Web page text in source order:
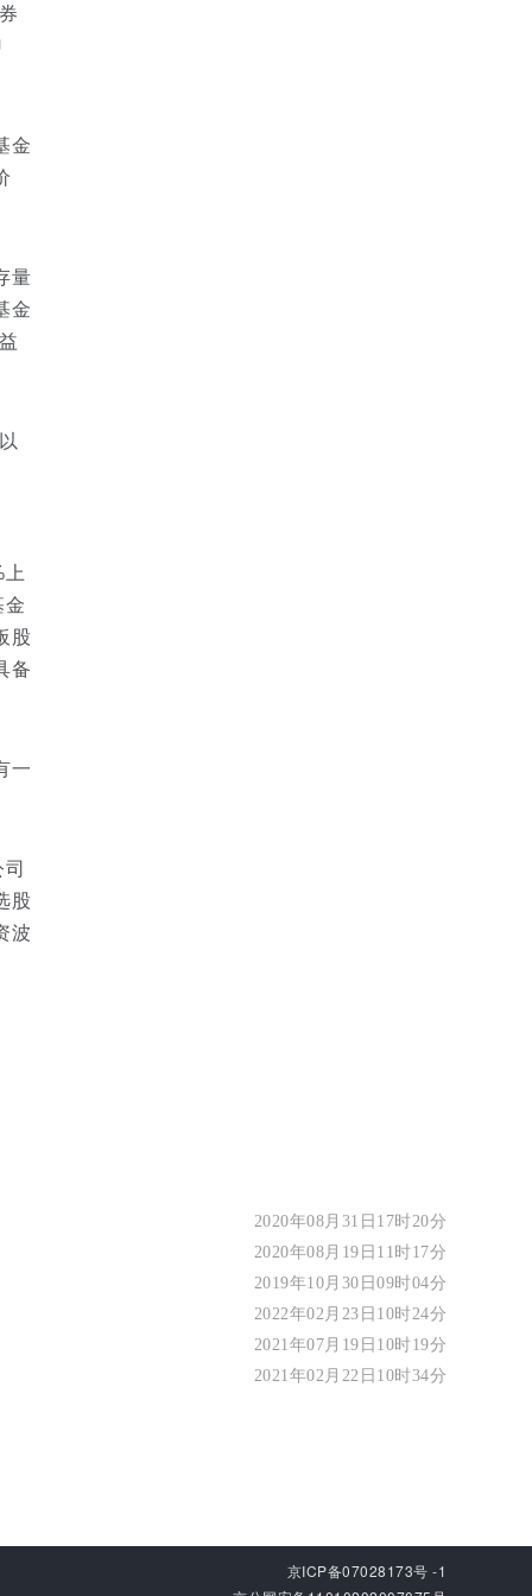
金
量
金
金
股
备
一
股
波
2020年08月31日17时20分
2020年08月19日11时17分
2019年10月30日09时04分
2022年02月23日10时24分
2021年07月19日10时19分
2021年02月22日10时34分
京ICP备07028173号 -1